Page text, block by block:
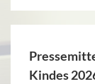
Kindes